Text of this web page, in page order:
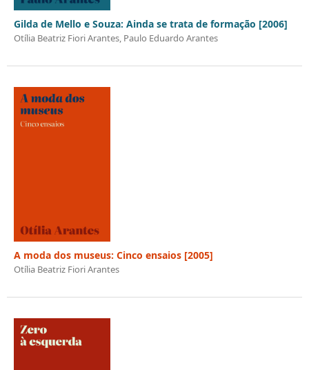
Gilda de Mello e Souza: Ainda se trata de formação [2006]
Otília Beatriz Fiori Arantes, Paulo Eduardo Arantes
A moda dos museus: Cinco ensaios [2005]
Otília Beatriz Fiori Arantes